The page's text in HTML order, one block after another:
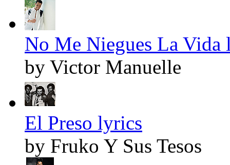
No Me Niegues La Vida
by Victor Manuelle
El Preso lyrics
by Fruko Y Sus Tesos